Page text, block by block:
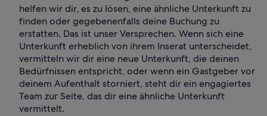
helfen wir dir, es zu lösen, eine ähnliche Unterkunft zu
finden oder gegebenenfalls deine Buchung zu
erstatten. Das ist unser Versprechen. Wenn sich eine
Unterkunft erheblich von ihrem Inserat unterscheidet,
vermitteln wir dir eine neue Unterkunft, die deinen
Bedürfnissen entspricht, oder wenn ein Gastgeber vor
deinem Aufenthalt storniert, steht dir ein engagiertes
Team zur Seite, das dir eine ähnliche Unterkunft
vermittelt.